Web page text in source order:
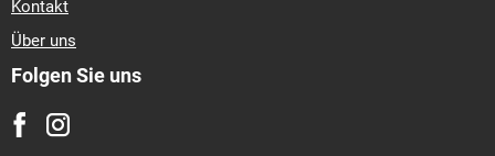
Kontakt
Über uns
Folgen Sie uns